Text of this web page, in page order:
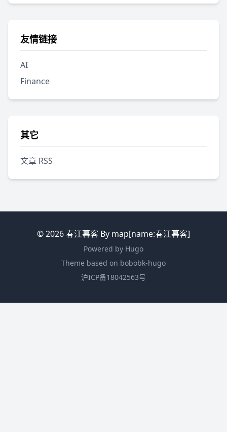
友情链接
AI
Finance
其它
文章 RSS
© 2026春江暮客 By map[name:春江暮客]
Powered by Hugo
Theme based on bobobk-hugo
沪ICP备18042563号